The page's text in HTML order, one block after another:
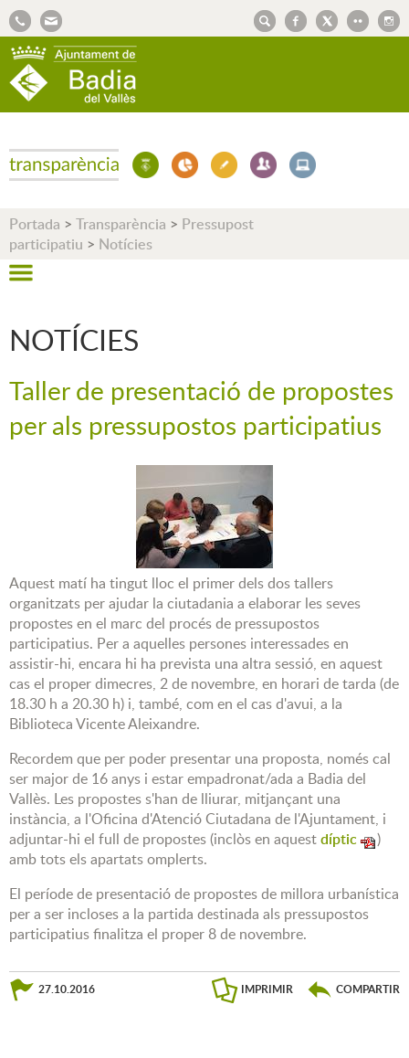
Portada > Transparència > Pressupost
participatiu > Notícies
NOTÍCIES
Taller de presentació de propostes
per als pressupostos participatius
Aquest matí ha tingut lloc el primer dels dos tallers
organitzats per ajudar la ciutadania a elaborar les seves
propostes en el marc del procés de pressupostos
participatius. Per a aquelles persones interessades en
assistir-hi, encara hi ha prevista una altra sessió, en aquest
cas el proper dimecres, 2 de novembre, en horari de tarda (de
18.30 h a 20.30 h) i, també, com en el cas d'avui, a la
Biblioteca Vicente Aleixandre.
Recordem que per poder presentar una proposta, només cal
ser major de 16 anys i estar empadronat/ada a Badia del
Vallès. Les propostes s'han de lliurar, mitjançant una
instància, a l'Oficina d'Atenció Ciutadana de l'Ajuntament, i
adjuntar-hi el full de propostes (inclòs en aquestdíptic
)
amb tots els apartats omplerts.
El període de presentació de propostes de millora urbanística
per a ser incloses a la partida destinada als pressupostos
participatius finalitza el proper 8 de novembre.
27.10.2016 IMPRIMIR COMPARTIR